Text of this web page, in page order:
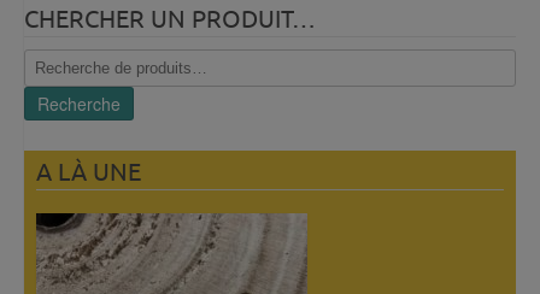
CHERCHER UN PRODUIT…
Recherche
pour :
Recherche
A LÀ UNE